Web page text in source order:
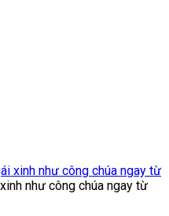
xinh như công chúa ngay từ
như công chúa ngay từ